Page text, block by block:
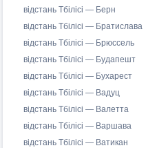
відстань Тбілісі — Берн
відстань Тбілісі — Братислава
відстань Тбілісі — Брюссель
відстань Тбілісі — Будапешт
відстань Тбілісі — Бухарест
відстань Тбілісі — Вадуц
відстань Тбілісі — Валетта
відстань Тбілісі — Варшава
відстань Тбілісі — Ватикан